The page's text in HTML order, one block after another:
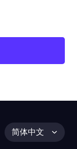
简体中文